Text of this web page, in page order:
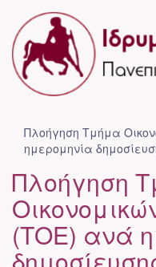
Πλοήγηση Τμήμα
ημερομηνία
Πλοήγηση
(ΤΟΕ) ανά